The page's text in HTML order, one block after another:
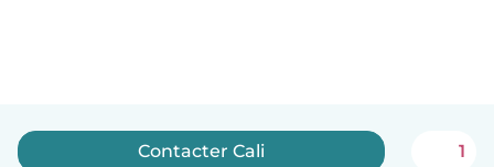
Contacter Cali 1